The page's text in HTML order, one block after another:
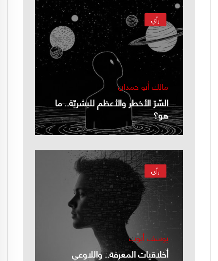
رأي
مالك أبو حمدان
السّرّ الأخطر والأعظم للبشريّة.. ما
هو؟
رأي
يوسف أيوب
أخلاقيات المعرفة.. واللاوعي